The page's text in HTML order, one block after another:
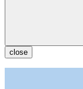
close